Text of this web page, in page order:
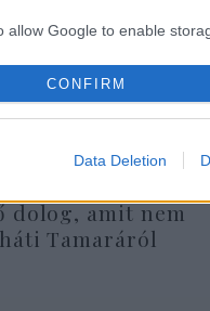
allow Google to enable
allow Google to enable
allow Google to enable
functionality and fraud
CONFIRM
Data Deletion
dolog, amit nem
Tamaráról